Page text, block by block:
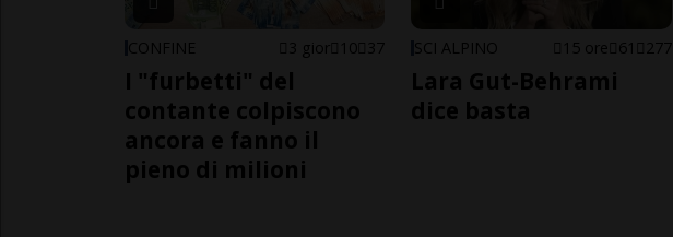
CONFINE 3 gior 10 37
I "furbetti" del
contante colpiscono
ancora e fanno il
pieno di milioni
SCI ALPINO 15 ore 61 277
Lara Gut-Behrami
dice basta